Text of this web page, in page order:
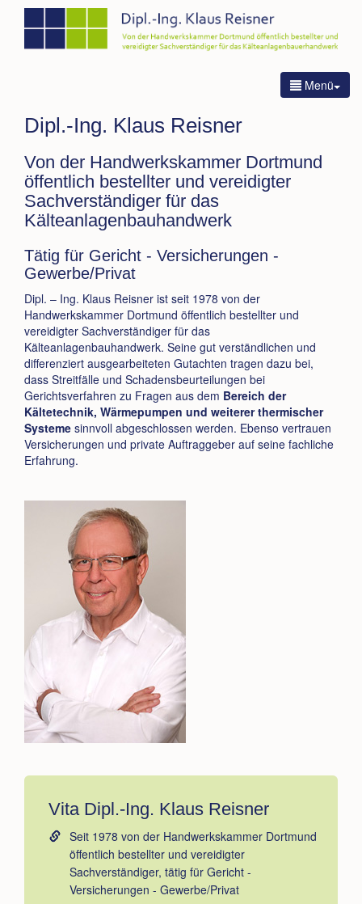
Menü
Dipl.-Ing. Klaus Reisner
Von der Handwerkskammer Dortmund
öffentlich bestellter und vereidigter
Sachverständiger für das
Kälteanlagenbauhandwerk
Tätig für Gericht - Versicherungen -
Gewerbe/Privat
Dipl. – Ing. Klaus Reisner ist seit 1978 von der
Handwerkskammer Dortmund öffentlich bestellter und
vereidigter Sachverständiger für das
Kälteanlagenbauhandwerk. Seine gut verständlichen und
differenziert ausgearbeiteten Gutachten tragen dazu bei,
dass Streitfälle und Schadensbeurteilungen bei
Gerichtsverfahren zu Fragen aus dem Bereich der
Kältetechnik, Wärmepumpen und weiterer thermischer
Systeme sinnvoll abgeschlossen werden. Ebenso vertrauen
Versicherungen und private Auftraggeber auf seine fachliche
Erfahrung.
Vita Dipl.-Ing. Klaus Reisner
Seit 1978 von der Handwerkskammer Dortmund
öffentlich bestellter und vereidigter
Sachverständiger, tätig für Gericht -
Versicherungen - Gewerbe/Privat